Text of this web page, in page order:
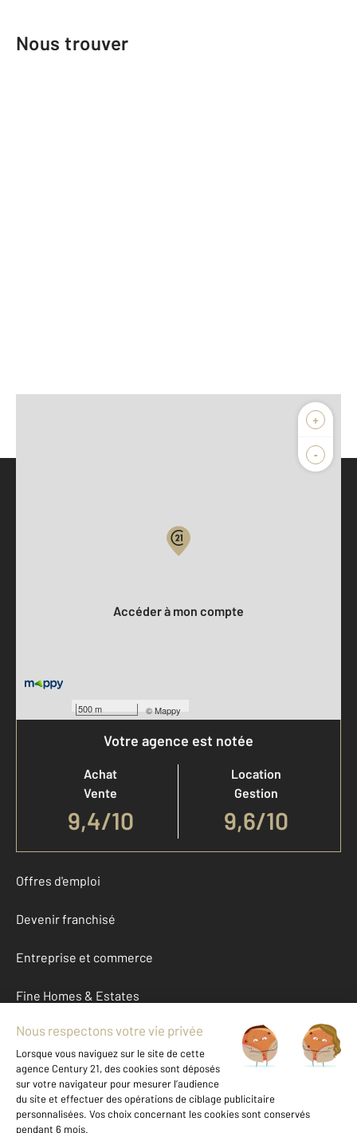
Nous trouver
+
-
500 m ©Mappy
Accéder à mon compte
Votre agence est notée
Achat
Vente
9,4/10
Location
Gestion
9,6/10
Offres d'emploi
Devenir franchisé
Entreprise et commerce
Fine Homes & Estates
À propos
International
Nous contacter